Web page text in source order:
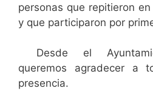
personas que repitieron
y que participaron por
Desde el
queremos agradecer a
presencia.